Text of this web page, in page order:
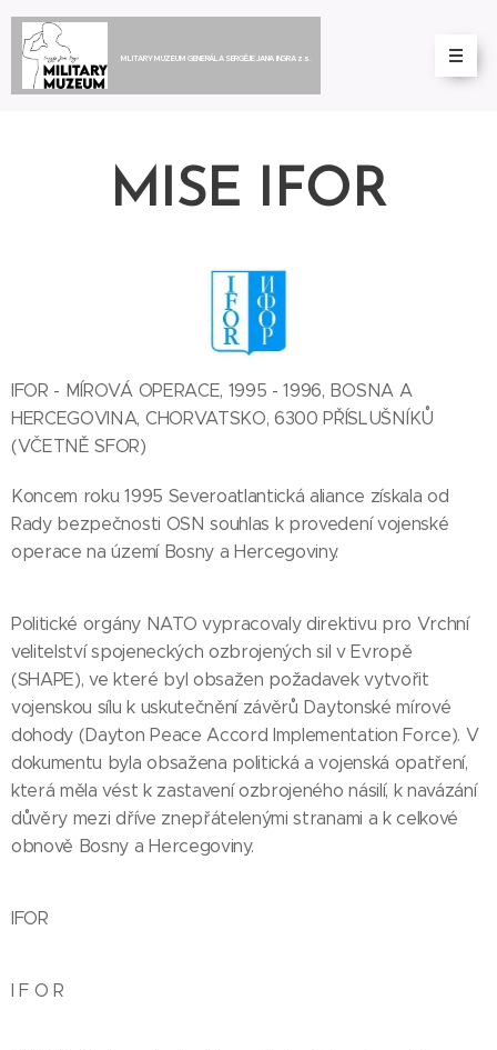
MILITARY MUZEUM GENERÁLA SERGĚJE JANA INGRA z.s.
MISE IFOR
IFOR - MÍROVÁ OPERACE, 1995 - 1996, BOSNA A
HERCEGOVINA, CHORVATSKO, 6300 PŘÍSLUŠNÍKŮ
(VČETNĚ SFOR)
Koncem roku 1995 Severoatlantická aliance získala od
Rady bezpečnosti OSN souhlas k provedení vojenské
operace na území Bosny a Hercegoviny.
Politické orgány NATO vypracovaly direktivu pro Vrchní
velitelství spojeneckých ozbrojených sil v Evropě
(SHAPE), ve které byl obsažen požadavek vytvořit
vojenskou sílu k uskutečnění závěrů Daytonské mírové
dohody (Dayton Peace Accord Implementation Force). V
dokumentu byla obsažena politická a vojenská opatření,
která měla vést k zastavení ozbrojeného násilí, k navázání
důvěry mezi dříve znepřátelenými stranami a k celkové
obnově Bosny a Hercegoviny.
IFOR
I F O R